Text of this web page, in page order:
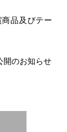
品及びテー
開のお知らせ